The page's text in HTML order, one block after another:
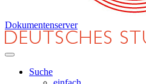
Dokumentenserver
Suche